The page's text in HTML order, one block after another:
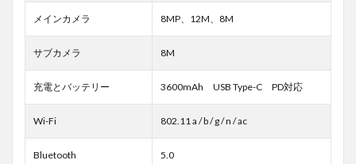
メインカメラ 8MP、12M、8M
サブカメラ 8M
充電とバッテリー 3600mAh USB Type-C PD対応
Wi-Fi 802.11 a / b / g / n / ac
Bluetooth 5.0